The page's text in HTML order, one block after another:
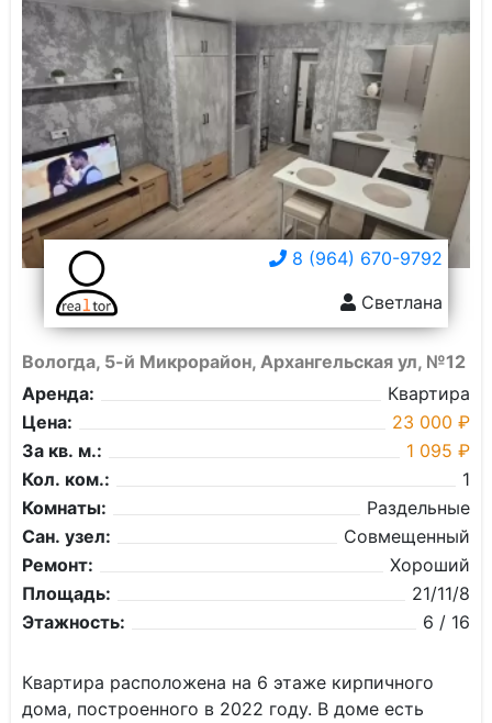
8 (964) 670-9792
Светлана
Вологда, 5-й Микрорайон, Архангельская ул, №12
Аренда:
Квартира
Цена:
23 000 ₽
За кв. м.:
1 095 ₽
Кол. ком.:
1
Комнаты:
Раздельные
Сан. узел:
Совмещенный
Ремонт:
Хороший
Площадь:
21/11/8
Этажность:
6 / 16
Квартира расположена на 6 этаже кирпичного
дома, построенного в 2022 году. В доме есть